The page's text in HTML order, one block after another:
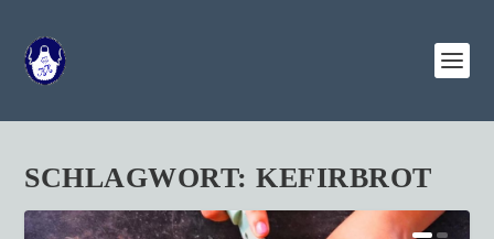
SCHLAGWORT:KEFIRBROT